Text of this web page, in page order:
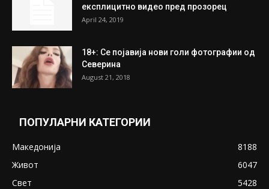
експлицитно видео пред прозорец
April 24, 2019
18+: Се појавија нови голи фотографии од
Северина
August 21, 2018
ПОПУЛАРНИ КАТЕГОРИИ
Македонија
8188
Живот
6047
Свет
5428